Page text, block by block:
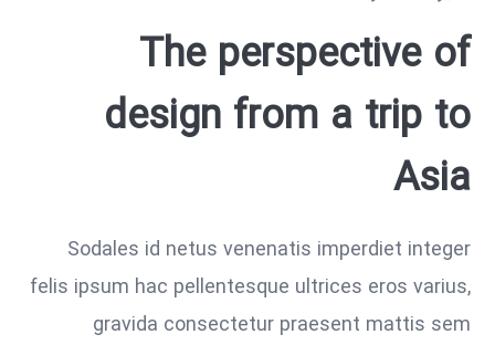
The perspective of
design from a trip to
Asia
Sodales id netus venenatis imperdiet integer
felis ipsum hac pellentesque ultrices eros varius,
gravida consectetur praesent mattis sem